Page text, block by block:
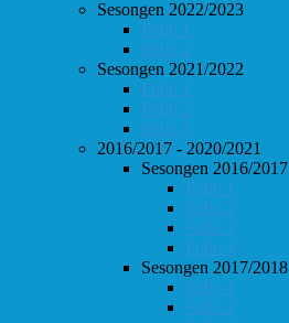
Sesongen 2022/2023
Follo 1
Follo 2
Sesongen 2021/2022
Follo 1
Follo 2
Follo 3
2016/2017 - 2020/2021
Sesongen 2016/2017
Follo 1
Follo 2
Follo 3
Follo 4
Sesongen 2017/2018
Follo 1
Follo 2